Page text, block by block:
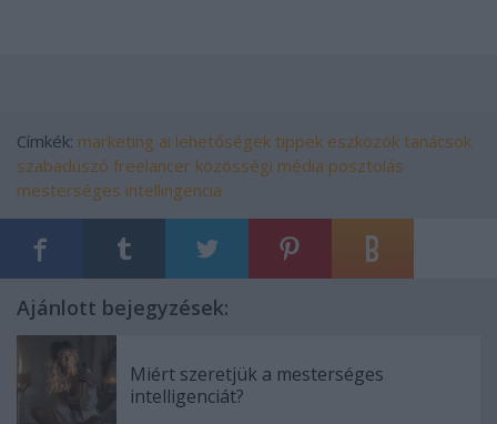
Címkék: marketing ai lehetőségek tippek eszközök tanácsok
szabadúszó freelancer közösségi média posztolás
mesterséges intellingencia
Ajánlott bejegyzések:
Miért szeretjük a mesterséges
intelligenciát?